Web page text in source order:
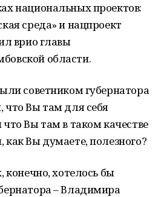
национальных проектов:
среда» и нацпроект
врио главы
области.
советником губернатора
что Вы там для себя
Вы там в таком качестве
Вы думаете, полезного?
конечно, хотелось бы
– Владимира